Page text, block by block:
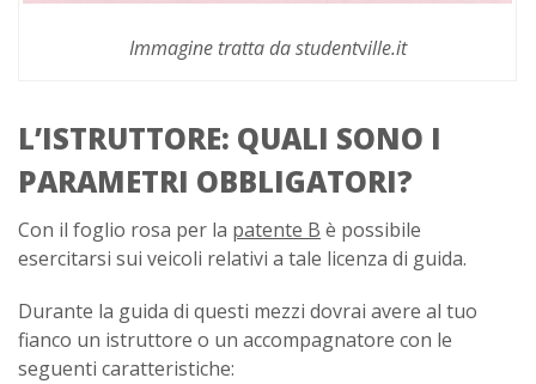
Immagine tratta da studentville.it
L’ISTRUTTORE: QUALI SONO I
PARAMETRI OBBLIGATORI?
Con il foglio rosa per la patente B è possibile
esercitarsi sui veicoli relativi a tale licenza di guida.
Durante la guida di questi mezzi dovrai avere al tuo
fianco un istruttore o un accompagnatore con le
seguenti caratteristiche: